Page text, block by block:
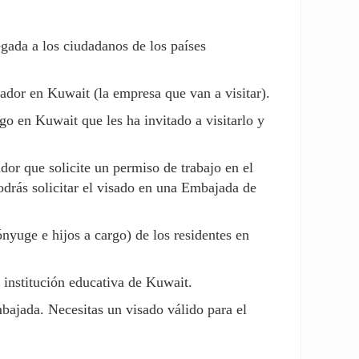
a los ciudadanos de los países
en Kuwait (la empresa que van a visitar).
en Kuwait que les ha invitado a visitarlo y
que solicite un permiso de trabajo en el
solicitar el visado en una Embajada de
e hijos a cargo) de los residentes en
institución educativa de Kuwait.
Necesitas un visado válido para el